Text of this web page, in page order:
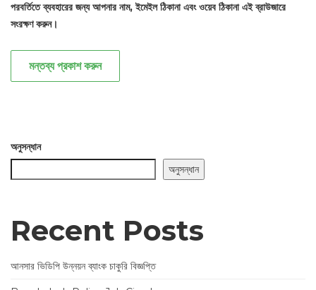
পরবর্তিতে ব্যবহারের জন্য আপনার নাম, ইমেইল ঠিকানা এবং ওয়েব ঠিকানা এই ব্রাউজারে
সংরক্ষণ করুন।
মন্তব্য প্রকাশ করুন
অনুসন্ধান
অনুসন্ধান
Recent Posts
আনসার ভিডিপি উন্নয়ন ব্যাংক চাকুরি বিজ্ঞপ্তি